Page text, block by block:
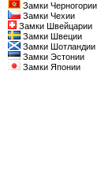
Замки Черногории
Замки Чехии
Замки Швейцарии
Замки Швеции
Замки Шотландии
Замки Эстонии
Замки Японии